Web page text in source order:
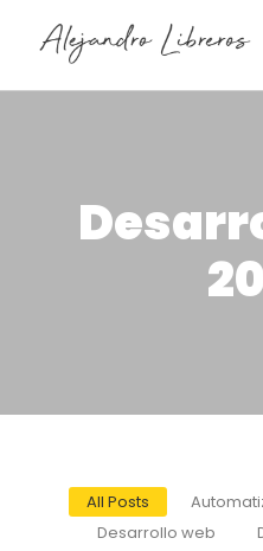
All Posts
Desarrollo web